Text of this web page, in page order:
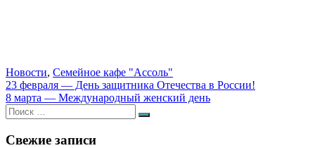
Новости, Семейное кафе "Ассоль"
Навигация
по
записям
23 февраля — День защитника Отечества в России!
8 марта — Международный женский день
Искать:
Поиск
Свежие записи